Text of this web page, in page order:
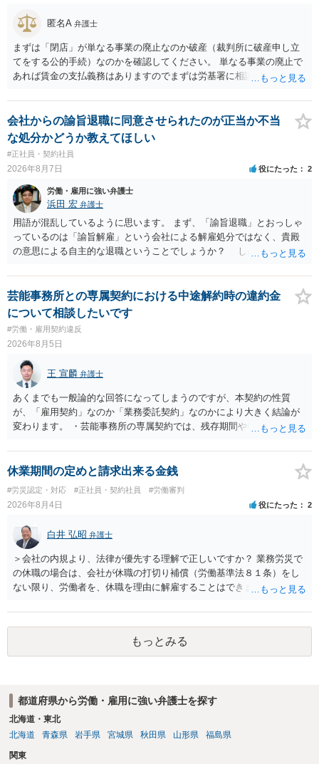
匿名A 弁護士
まずは「閉店」が単なる事業の廃止なのか破産（裁判所に破産申し立
てをする公的手続）なのかを確認してください。 単なる事業の廃止で
あれば賃金の支払義務はありますのでまずは労基署に相談してくださ
しいかもしれませんが）賃金などの労働債権は他の債務より優先して
支払われます。ただし支払までにかなり時間がかかるでしょう。 さら
に、「独立行政法人労働者健康安全機構 」という公的機関が未払賃金
の立替事業を行っています。詳しくは、同機構の＜未払賃金立替払相
談コーナー＞ TEL 044-431-8663 相談時間：土日祝日を除く9:15～1
7:00 に相談してみてください。同じように未払となった他の従業員の
方がいれば一緒に相談してみるといいでしょう。
会社からの諭旨退職に同意させられたのが正当か不当
な処分かどうか教えてほしい
#正社員・契約社員
2026年8月7日 役にたった 2
労働・雇用に強い弁護士
浜田 宏 弁護士
用語が混乱しているように思います。 まず、「諭旨退職」とおっしゃ
っているのは「諭旨解雇」という会社による解雇処分ではなく、貴殿
の意思による自主的な退職ということでしょうか？ しかし、記載さ
す。 その場合、解雇には客観的で合理的な理由が必要であり、かつ
解雇という処分が社会通念上相当と認められない限り、解雇は無効で
す。 結局、貴殿のネット炎上の内容や原因、勤務先に与えた影響な
どを具体的に検討しなければ、何とも申し上げることができません。
また、育児休業法関係の問題もあるかもしれません。 ある程度労働
法に関する専門的な知識が必要な事案ですので、一度、お近くの弁護
士にご相談下さい。
芸能事務所との専属契約における中途解約時の違約金
について相談したいです
#労働・雇用契約違反
2026年8月5日
王 宣麟 弁護士
あくまでも一般論的な回答になってしまうのですが、本契約の性質
が、「雇用契約」なのか「業務委託契約」なのかにより大きく結論が
変わります。 ・芸能事務所の専属契約では、残存期間や報酬額、投下
務上よくあるからといって当然に適法という意味ではなく、実際の損
害との対応関係や合理性が重要です。 ・違約金に上限がなくても、常
に有効になるわけではありません。契約が労働契約に近い実態なら労
基法16条で無効となる余地があり、そうでなくても、金額が事務所の
損害と比べて過大なら無効や減額が争点になります。 ・契約前の修正
交渉は一般的です。 交渉の方向としては、上限額を設ける、実損害ベ
ースにする、算定根拠を明確化する、違約金ではなく「合理的な実
費・未回収費用のみ」に限定する、などが典型です。 ・弁護士に契約
前に契約書の内容をレビューしてもらう価値は十分にあると思われま
す。 争点は、契約類型が雇用か業務委託か、実態として労働者性があ
るか、解除事由が双方にどう定められているか、違約金の算定根拠が
合理的か、という複数論点に分かれます。契約前なら、交渉のパワー
バランスの問題もありますが、修正余地があるうえ、後から争うより
コストを抑えやすいので、資料等を持参の上弁護士に確認されること
をお勧めします。 ・事務所側の解除でも、解除理由によってはタレン
は、合理性や対価性を欠くとして争いやすいです。逆に、タレント側
あります。
休業期間の定めと請求出来る金銭
#労災認定・対応 #正社員・契約社員 #労働審判
2026年8月4日 役にたった 2
白井 弘昭 弁護士
＞会社の内規より、法律が優先する理解で正しいですか？ 業務労災で
の休職の場合は、会社が休職の打切り補償（労働基準法８１条）をし
ない限り、労働者を、休職を理由に解雇することはできません（労働
期間満了による退職は、業務労災への適用はありませんので、ご安心
ください。 仮に会社が打切り補償をせずに解雇した場合は、不当解雇
に当たります。 ＞労災の休業補償と、所得補償保険の保険金とは別
に、受け取れる金銭はありますでしょうか？ 業務労災の場合は、会社
逸失利益等）が認められる可能性が高いと思われます。 また、業務労
災での第三者行為傷害（同僚の不注意等による事故）の場合は、当該
第三者の賠償責任も考えられます。 労災で支払われた分は、損害額か
は、第三者から支払ってもらうことになります。 会社等との交渉が必
もっとみる
都道府県から労働・雇用に強い弁護士を探す
北海道・東北
北海道
青森県 岩手県 宮城県 秋田県 山形県 福島県
関東